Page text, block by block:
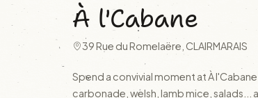
À l'Cabane
39 Rue du Romelaëre, CLAIRMARAIS
Spend a convivial moment at À
carbonade, welsh, lamb mice, salads...